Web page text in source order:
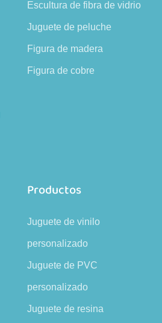
Escultura de fibra de vidrio
Juguete de peluche
Figura de madera
Figura de cobre
Productos
Juguete de vinilo
personalizado
Juguete de PVC
personalizado
Juguete de resina